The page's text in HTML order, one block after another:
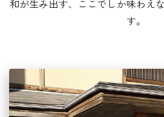
和が生み出す、ここでしか味わえ
す。